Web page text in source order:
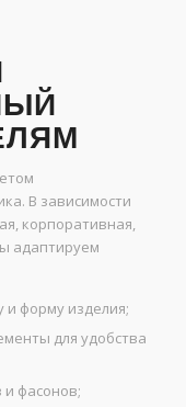
В зависимости
корпоративная,
адаптируем
форму изделия;
для удобства
фасонов;